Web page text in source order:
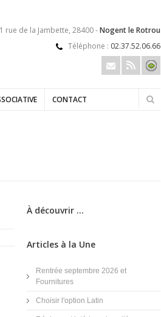
rue de la Jambette, 28400 -Nogent le Rotrou
Téléphone : 02.37.52.06.66
CONTACT
À découvrir ...
Articles à la Une
Rentrée septembre 2026 et
Fournitures
Choisir l'option Latin